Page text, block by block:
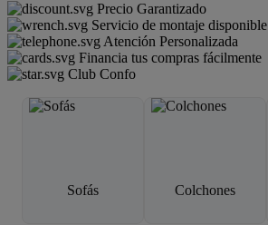
Precio Garantizado
Servicio de montaje disponible
Atención Personalizada
Financia tus compras fácilmente
Club Confo
Sofás Colchones